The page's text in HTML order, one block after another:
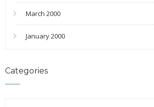
March 2000
January 2000
Categories